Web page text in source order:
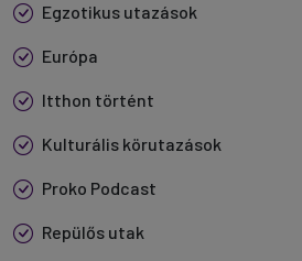
Egzotikus utazások
Európa
Itthon történt
Kulturális körutazások
Proko Podcast
Repülős utak